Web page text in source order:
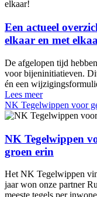
Een actueel
elkaar en met
De afgelopen tijd
voor bijeninitiatieven.
én een
Lees meer
NK Tegelwippen voor
NK Tegelwippen
groen erin
Het NK Tegelwippen
jaar won onze partner